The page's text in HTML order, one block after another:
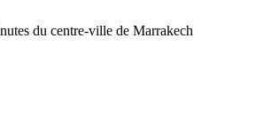
du centre-ville de Marrakech